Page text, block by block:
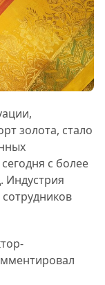
золота, стало
с более
Индустрия